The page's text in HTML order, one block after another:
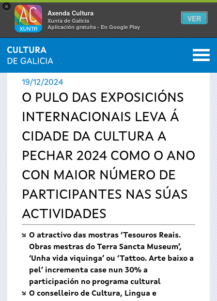
×
Axenda Cultura
Xunta de Galicia
Aplicación gratuíta - En Google Play
VER
Vostede
está
aquí
INICIO › ACTUALIDADE 0
19/12/2024
O PULO DAS EXPOSICIÓNS
INTERNACIONAIS LEVA Á
CIDADE DA CULTURA A
PECHAR 2024 COMO O ANO
CON MAIOR NÚMERO DE
PARTICIPANTES NAS SÚAS
ACTIVIDADES
O atractivo das mostras ‘Tesouros Reais.
Obras mestras do Terra Sancta Museum’,
‘Unha vida viquinga’ ou ‘Tattoo. Arte baixo a
pel’ incrementa case nun 30% a
participación no programa cultural
O conselleiro de Cultura, Lingua e